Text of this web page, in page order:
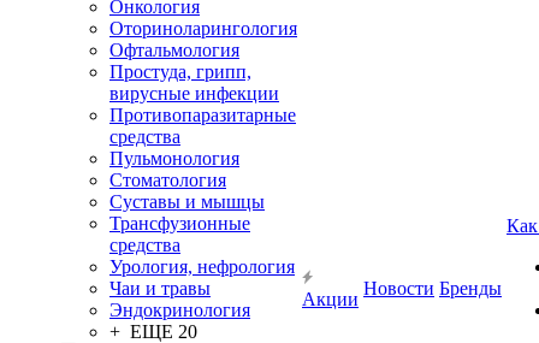
Онкология
Оториноларингология
Офтальмология
Простуда, грипп,
вирусные инфекции
Противопаразитарные
средства
Пульмонология
Стоматология
Суставы и мышцы
Трансфузионные
средства
Урология, нефрология
Чаи и травы
Эндокринология
+ ЕЩЕ 20
Акции
Новости Бренды